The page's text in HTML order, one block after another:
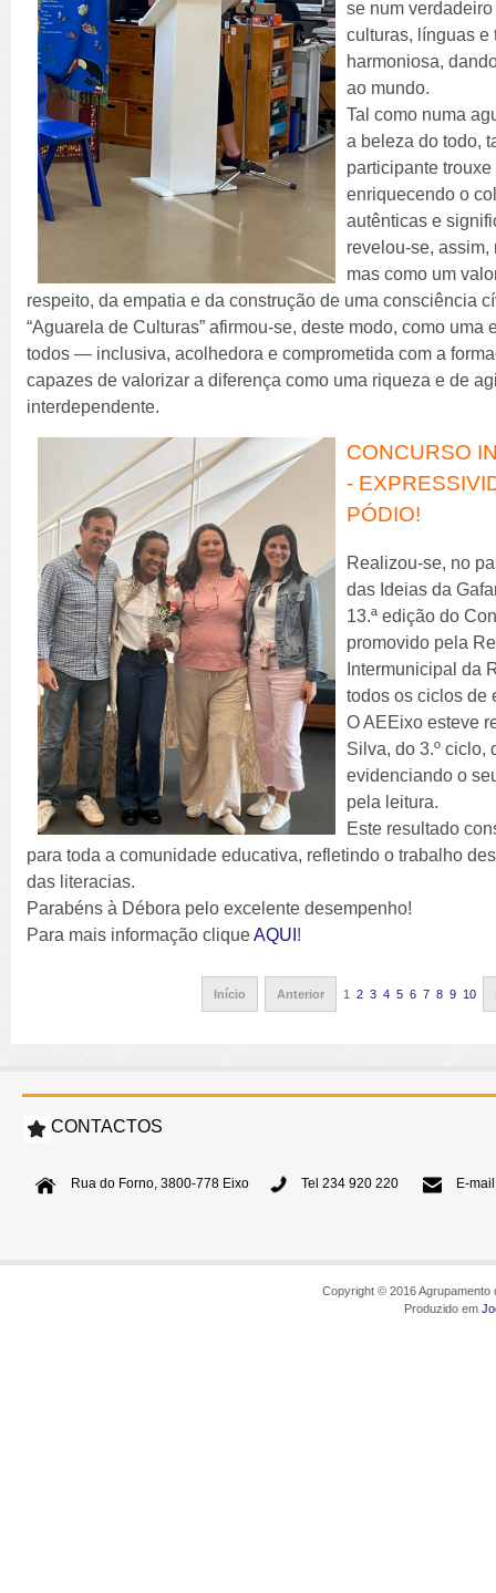
se num
culturas, línguas e
harmoniosa,
ao mundo.
Tal como numa
a beleza do todo,
participante
enriquecendo o
autênticas e
revelou-se,
mas como um
respeito, da empatia e da construção de uma consciência
“Aguarela de Culturas” afirmou-se, deste modo, como
todos — inclusiva, acolhedora e comprometida com a
capazes de valorizar a diferença como uma riqueza e de
interdependente.
CONCURSO
-
PÓDIO!
Realizou-se, no
das Ideias da
13.ª edição do
promovido pela
Intermunicipal da
todos os ciclos de
O AEEixo esteve
Silva, do 3.º ciclo,
evidenciando o
pela leitura.
Este resultado
para toda a comunidade educativa, refletindo o trabalho
das literacias.
Parabéns à Débora pelo excelente desempenho!
Para mais informação cliqueAQUI !
Início Anterior 1 2 3 4 5 6 7 8 9 10
CONTACTOS
Rua do Forno, 3800-778 Eixo Tel 234 920 220 E-
Copyright © 2016
Produzido em